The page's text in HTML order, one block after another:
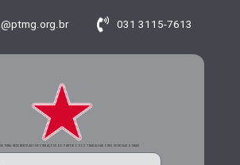
031 3115-7613
SE PARA RECEBER MAIS INFORMAÇÕES DO PARTIDO DOS TRABALHADORES DE MINAS GERAIS